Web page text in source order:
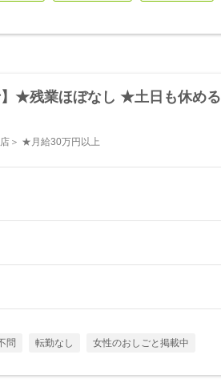
★残業ほぼなし ★土日も休める
＞ ★月給30万円以上
問 転勤なし 女性のおしごと掲載中